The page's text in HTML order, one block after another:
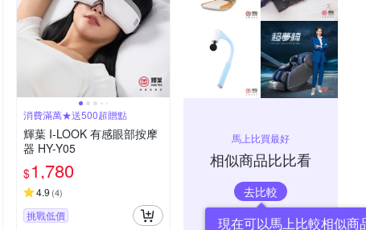
消費滿萬★送500超贈點
輝葉 I-LOOK 有感眼部按摩
器 HY-Y05
$1,780
4.9 (4)
挑戰低價
馬上比買最好
相似商品比比看
去比較
現在可以馬上比較相似商